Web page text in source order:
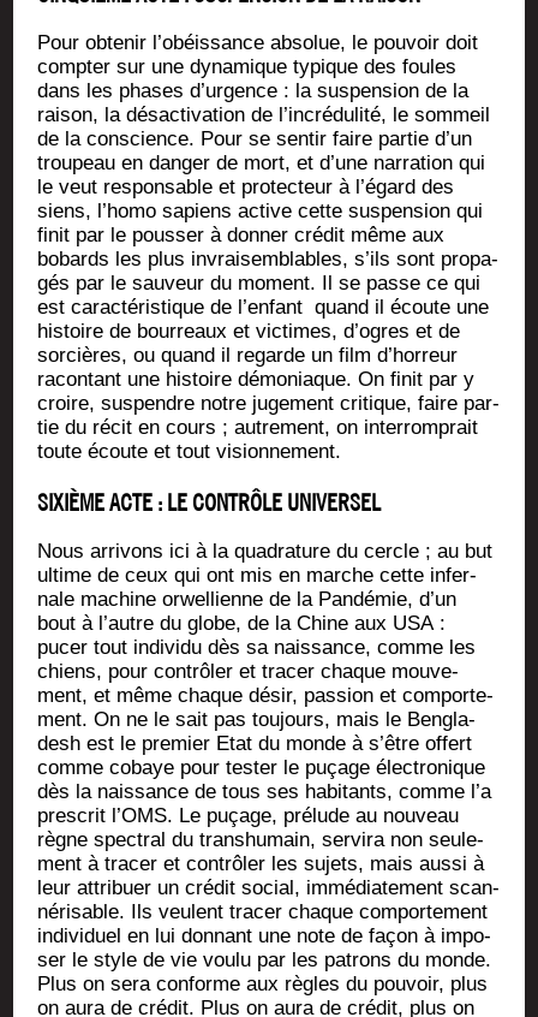
Pour obte­nir l’o­béis­sance abso­lue, le pou­voir doit
comp­ter sur une dyna­mique typique des foules
dans les phases d’ur­gence : la sus­pen­sion de la
rai­son, la désac­ti­va­tion de l’in­cré­du­li­té, le som­meil
de la conscience. Pour se sen­tir faire par­tie d’un
trou­peau en dan­ger de mort, et d’une nar­ra­tion qui
le veut res­pon­sable et pro­tec­teur à l’é­gard des
siens, l’ho­mo sapiens active cette sus­pen­sion qui
finit par le pous­ser à don­ner cré­dit même aux
bobards les plus invrai­sem­blables, s’ils sont pro­pa­
gés par le sau­veur du moment. Il se passe ce qui
est carac­té­ris­tique de l’en­fant quand il écoute une
his­toire de bour­reaux et vic­times, d’ogres et de
sor­cières, ou quand il regarde un film d’hor­reur
racon­tant une his­toire démo­niaque. On finit par y
croire, sus­pendre notre juge­ment cri­tique, faire par­
tie du récit en cours ; autre­ment, on inter­rom­prait
toute écoute et tout visionnement.
SIXIÈME ACTE : LE CONTRÔLE UNIVERSEL
Nous arri­vons ici à la qua­dra­ture du cercle ; au but
ultime de ceux qui ont mis en marche cette infer­
nale machine orwel­lienne de la Pan­dé­mie, d’un
bout à l’autre du globe, de la Chine aux USA :
pucer tout indi­vi­du dès sa nais­sance, comme les
chiens, pour contrô­ler et tra­cer chaque mou­ve­
ment, et même chaque désir, pas­sion et com­por­te­
ment. On ne le sait pas tou­jours, mais le Ben­gla­
desh est le pre­mier Etat du monde à s’être offert
comme cobaye pour tes­ter le puçage élec­tro­nique
dès la nais­sance de tous ses habi­tants, comme l’a
pres­crit l’OMS. Le puçage, pré­lude au nou­veau
règne spec­tral du trans­hu­main, ser­vi­ra non seule­
ment à tra­cer et contrô­ler les sujets, mais aus­si à
leur attri­buer un cré­dit social, immé­dia­te­ment scan­
né­ri­sable. Ils veulent tra­cer chaque com­por­te­ment
indi­vi­duel en lui don­nant une note de façon à impo­
ser le style de vie vou­lu par les patrons du monde.
Plus on sera conforme aux règles du pou­voir, plus
on aura de cré­dit. Plus on aura de cré­dit, plus on